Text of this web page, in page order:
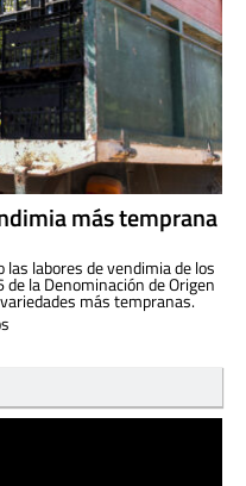
más temprana
las labores de vendimia de los
la Denominación de Origen
más tempranas.